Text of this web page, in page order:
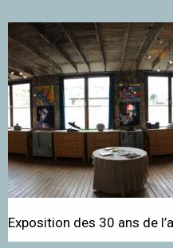
Exposition des 30 ans de